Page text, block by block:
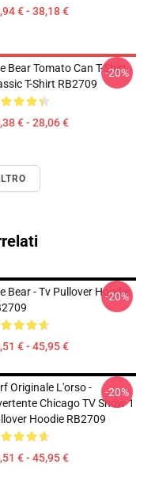
€ - 38,18 €
Bear Tomato Can T-Shirt
T-Shirt RB2709
€ - 28,06 €
-20%
Bear - Tv Pullover Hoodie
€ - 45,95 €
-20%
Originale L'orso -
Chicago TV Show 1
Hoodie RB2709
€ - 45,95 €
-20%